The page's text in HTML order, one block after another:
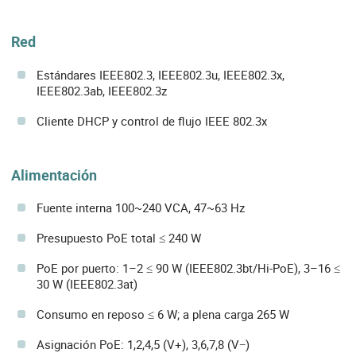
Red
Estándares IEEE802.3, IEEE802.3u, IEEE802.3x,
IEEE802.3ab, IEEE802.3z
Cliente DHCP y control de flujo IEEE 802.3x
Alimentación
Fuente interna 100~240 VCA, 47~63 Hz
Presupuesto PoE total ≤ 240 W
PoE por puerto: 1–2 ≤ 90 W (IEEE802.3bt/Hi-PoE), 3–16 ≤
30 W (IEEE802.3at)
Consumo en reposo ≤ 6 W; a plena carga 265 W
Asignación PoE: 1,2,4,5 (V+), 3,6,7,8 (V−)